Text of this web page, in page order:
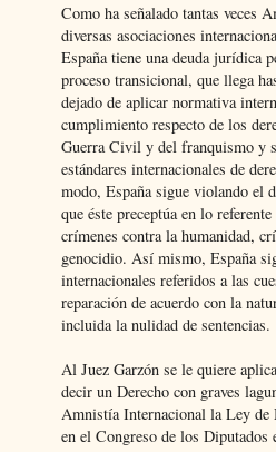
Como ha señalado tantas veces
diversas asociaciones
España tiene una deuda jurídica
proceso transicional, que llega
dejado de aplicar normativa
cumplimiento respecto de los
Guerra Civil y del franquismo y
estándares internacionales de
modo, España sigue violando el
que éste preceptúa en lo
crímenes contra la humanidad,
genocidio. Así mismo, España
internacionales referidos a las
reparación de acuerdo con la
incluida la nulidad de sentencias.
Al Juez Garzón se le quiere
decir un Derecho con graves
Amnistía Internacional la Ley de
en el Congreso de los Diputados